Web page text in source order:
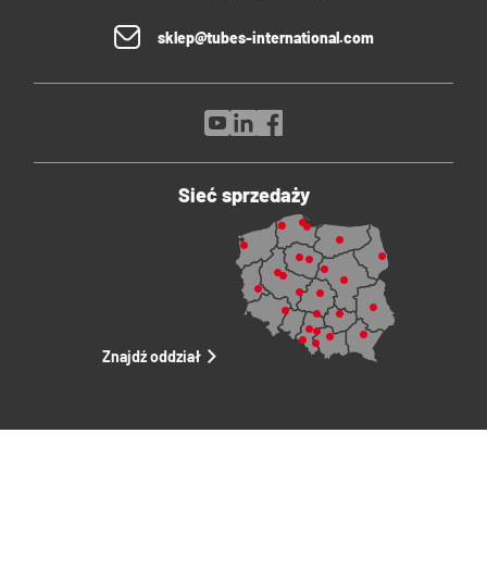
sklep@tubes-international.com
Sieć sprzedaży
Znajdź oddział